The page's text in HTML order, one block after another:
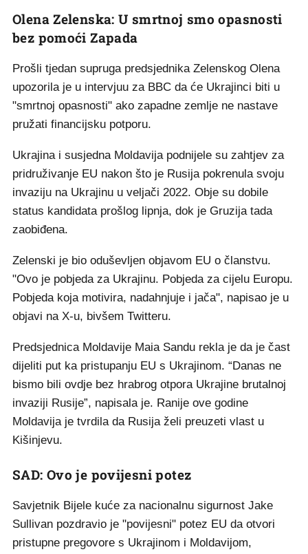
Olena Zelenska: U smrtnoj smo opasnosti
bez pomoći Zapada
Prošli tjedan supruga predsjednika Zelenskog Olena
upozorila je u intervjuu za BBC da će Ukrajinci biti u
"smrtnoj opasnosti" ako zapadne zemlje ne nastave
pružati financijsku potporu.
Ukrajina i susjedna Moldavija podnijele su zahtjev za
pridruživanje EU nakon što je Rusija pokrenula svoju
invaziju na Ukrajinu u veljači 2022. Obje su dobile
status kandidata prošlog lipnja, dok je Gruzija tada
zaobiđena.
Zelenski je bio oduševljen objavom EU o članstvu.
"Ovo je pobjeda za Ukrajinu. Pobjeda za cijelu Europu.
Pobjeda koja motivira, nadahnjuje i jača", napisao je u
objavi na X-u, bivšem Twitteru.
Predsjednica Moldavije Maia Sandu rekla je da je čast
dijeliti put ka pristupanju EU s Ukrajinom. “Danas ne
bismo bili ovdje bez hrabrog otpora Ukrajine brutalnoj
invaziji Rusije”, napisala je. Ranije ove godine
Moldavija je tvrdila da Rusija želi preuzeti vlast u
Kišinjevu.
SAD: Ovo je povijesni potez
Savjetnik Bijele kuće za nacionalnu sigurnost Jake
Sullivan pozdravio je "povijesni" potez EU da otvori
pristupne pregovore s Ukrajinom i Moldavijom,